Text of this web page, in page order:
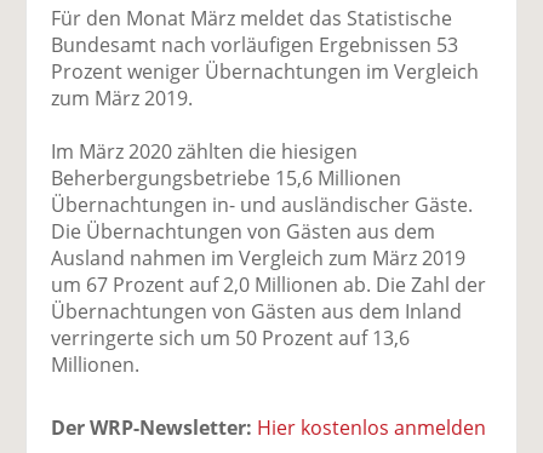
uf
F
ac
o
k
te
il
e
n
wi
tt
er
uf
Li
n
te
il
e
n
er
E
m
se
d
e
n
e
Für den Monat März meldet das Statistische
Bundesamt nach vorläufigen Ergebnissen 53
Prozent weniger Übernachtungen im Vergleich
zum März 2019.
Im März 2020 zählten die hiesigen
Beherbergungsbetriebe 15,6 Millionen
Übernachtungen in- und ausländischer Gäste.
Die Übernachtungen von Gästen aus dem
Ausland nahmen im Vergleich zum März 2019
um 67 Prozent auf 2,0 Millionen ab. Die Zahl der
Übernachtungen von Gästen aus dem Inland
verringerte sich um 50 Prozent auf 13,6
Millionen.
Der WRP-Newsletter: Hier kostenlos anmelden